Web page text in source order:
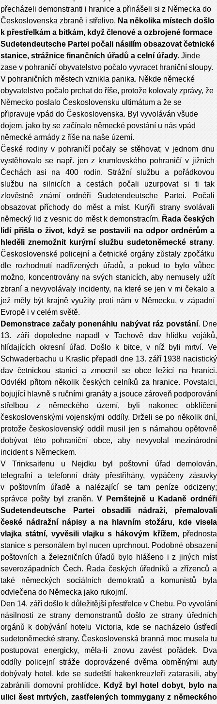
přecházeli demonstranti i hranice a přinášeli si z Německa do
Československa zbraně i střelivo. Na několika místech došlo
k přestřelkám a bitkám, když čle­nové a ozbrojené formace
Sudetendeutsche Partei počali násilím obsazovat četnické
stanice, strážnice finančních úřadů a celní úřady. Jinde
zase v pohraničí obyvatel­stvo počalo vyvracet hraniční sloupy.
V pohraničních městech vznikla panika. Někde německé
obyvatelstvo počalo prchat do říše, protože kolovaly zprávy, že
Německo poslalo Československu ultimátum a že se
připravuje vpád do Československa. Byl vyvoláván všude
dojem, jako by se začínalo německé povstání u nás vpád
německé armády z říše na naše území.
České rodiny v pohraničí počaly se stěhovat; v jednom dnu
vystěhovalo se např. jen z krumlovského pohraničí v jižních
Čechách asi na­ 400 rodin. Strážní službu a pořádkovou
službu na sil­nicích a cestách počali uzurpovat si ti tak
zlověstně známí ordnéři Sudetendeutsche Partei. Počali
obsazovat příchody do měst a míst. Kurýři strany svolávali
německý lid z vesnic do měst k demonstra­cím. Řada českých
lidí přišla o život, když se postavili na odpor ordnérům a
hleděli znemožnit kurýrní službu sudetoněmecké stra­ny.
Československé policejní a četnické orgány zůstaly zpočátku
dle rozhodnutí nadřízených úřadů, a pokud to bylo vůbec
možno, koncentrovány na svých stanicích, aby nemusely užít
zbraní a nevyvolávaly incidenty, na které se jen v mi čekalo a
jež měly být krajně využity proti nám v Německu, v západní
Evropě i v celém světě.
Demonstrace začaly ponenáhlu nabývat ráz povstání. Dne
13. září dopoledne napadl v Tachově dav hlídku vojáků,
hlídajících okresní úřad. Došlo k bitce, v níž byli mrtví. Ve
Schwaderbachu u Kraslic přepadl dne 13. září 1938 nacistický
dav četnickou stanici a zmocnil se obce ležící na hranici.
Odvlékl přitom několik českých celníků za hranice. Povstalci,
bojující hlavně s ručními granáty a jsouce zároveň podporování
střelbou z německého území, byli nakonec obklíčeni
československými vojenskými oddíly. Drželi se po několik dní,
protože československý oddíl musil jen s námahou opětovně
dobývat této pohraniční obce, aby nevyvolal mezinárodní
incident s Německem.
V Trinksaifenu u Nejdku byl poštovní úřad demolován,
telegrafní a telefonní dráty přestřihány, vypáčeny zásuvky
v poštovním úřadě a nalézající se tam peníze odcizeny;
správce pošty byl zraněn. V Pernštejně u Kadaně ordnéři
Sudetendeutsche Partei obsadili nádraží, přemalovali
české nádražní nápisy a na hlavním stožáru, kde visela
vlajka státní, vyvěsili vlajku s hákovým křížem, přednosta
stanice s personálem byl nucen uprchnout. Podobné obsazení
poštovních a železničních úřadů bylo hlášeno i z jiných míst
severozápadních Čech. Řada českých úředníků a zřízenců a
také německých sociálních demokratů a komunistů byla
odvlečena do Německa jako rukojmí.
Den 14. září došlo k důležitější přestřelce v Chebu. Po vyvolání
násilnosti ze strany demonstrantů došlo ze strany úředních
orgánů k dobývání hotelu Victoria, kde se nacházelo ústředí
sudetoněmecké strany. Československá branná moc musela tu
postupovat energicky, měla-li znovu zavést pořádek. Dva
oddíly policejní stráže doprovázené dvěma obrněnými auty
dobývaly hotel, kde se sudetští hakenkreuzleři zatarasili, aby
zabránili domovní prohlídce.
Když byl hotel dobyt, bylo na
ulici šest mrtvých, zastřelených tommygany z německého